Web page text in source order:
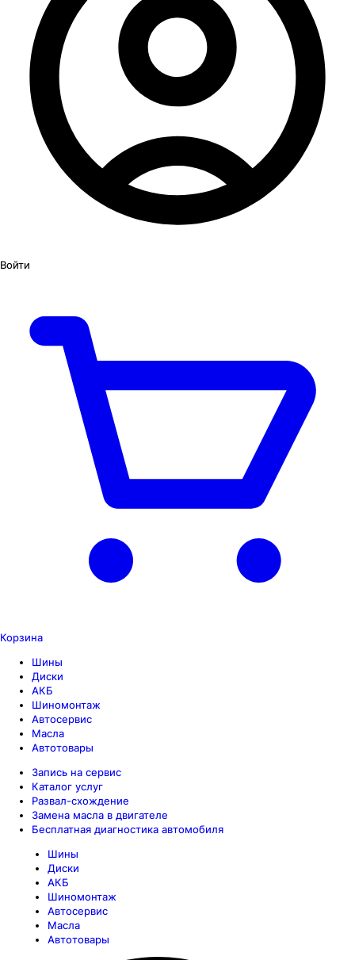
Войти
Корзина
Шины
Диски
АКБ
Шиномонтаж
Автосервис
Масла
Автотовары
Запись на сервис
Каталог услуг
Развал-схождение
Замена масла в двигателе
Бесплатная диагностика автомобиля
Шины
Диски
АКБ
Шиномонтаж
Автосервис
Масла
Автотовары